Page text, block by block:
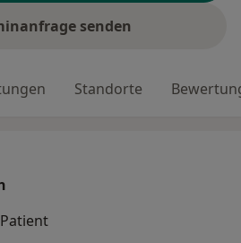
senden
Standorte